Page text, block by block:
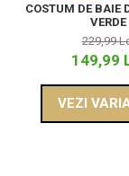
COSTUM DE BAIE
VERDE
229,99
149,99
VEZI